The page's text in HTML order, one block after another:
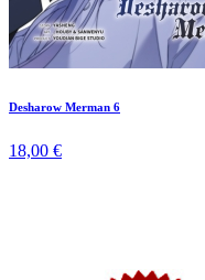
Desharow Merman 6
18,00 €